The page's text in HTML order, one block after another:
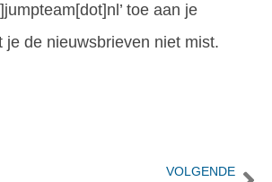
toe aan je
je de nieuwsbrieven niet mist.
VOLGENDE